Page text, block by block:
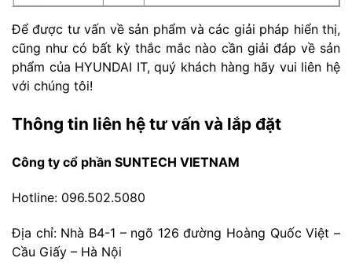
Để được tư vấn về sản phẩm và các giải pháp hiển thị,
cũng như có bất kỳ thắc mắc nào cần giải đáp về sản
phẩm của HYUNDAI IT, quý khách hàng hãy vui liên hệ
với chúng tôi!
Thông tin liên hệ tư vấn và lắp đặt
Công ty cổ phần SUNTECH VIETNAM
Hotline: 096.502.5080
Địa chỉ: Nhà B4-1 – ngõ 126 đường Hoàng Quốc Việt –
Cầu Giấy – Hà Nội